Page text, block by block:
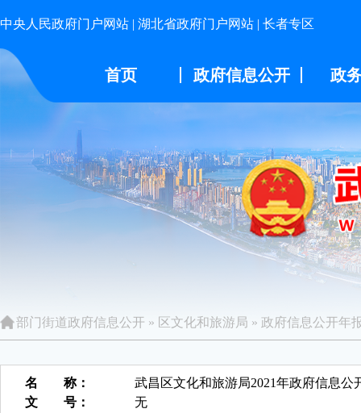
中央人民政府门户网站 | 湖北省政府门户网站 | 长者专区
首页 政府信息公开 政
部门街道政府信息公开 » 区文化和旅游局 » 政府信息公开年
名 称：
武昌区文化和旅游局2021年政府信息公
文 号：
无